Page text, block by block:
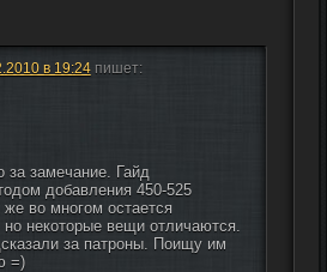
в 19:24 пишет:
за замечание. Гайд
добавления 450-525
же во многом остается
некоторые вещи отличаются.
за патроны. Поищу им
=)